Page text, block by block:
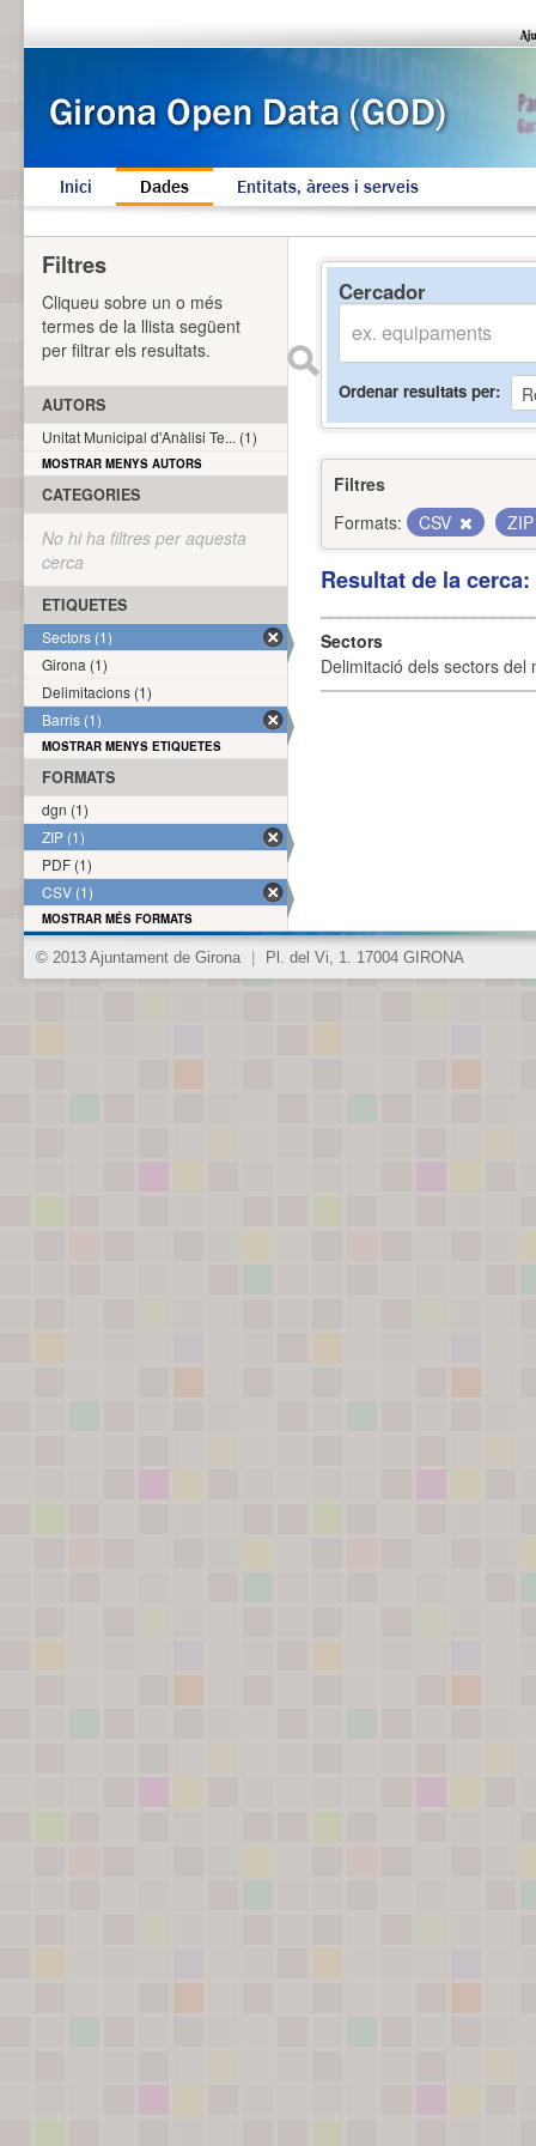
Inici Dades Entitats, àrees i serveis
Cercador
Ordenar resultats per
Filtres
Formats:
CSV
Resultat de la
Sectors
Delimitació dels sectors del
Filtres
Cliqueu sobre un o més
termes de la llista següent
per filtrar els resultats.
AUTORS
Unitat Municipal d'Anàlisi Te... (1)
MOSTRAR MENYS AUTORS
CATEGORIES
No hi ha filtres per aquesta
cerca
ETIQUETES
Sectors (1)
Girona (1)
Delimitacions (1)
Barris (1)
MOSTRAR MENYS ETIQUETES
FORMATS
dgn (1)
ZIP (1)
PDF (1)
CSV (1)
MOSTRAR MÉS FORMATS
© 2013 Ajuntament de Girona Pl. del Vi, 1. 17004 GIRONA